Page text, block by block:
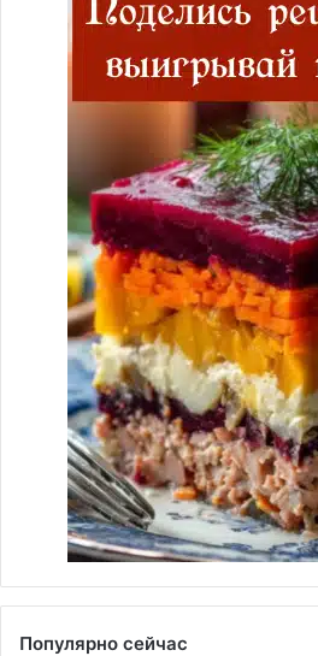
Популярно сейчас